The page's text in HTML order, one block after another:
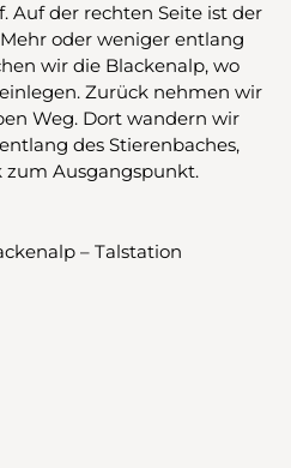
Auf der rechten Seite ist der
oder weniger entlang
wir die Blackenalp, wo
Zurück nehmen wir
Weg. Dort wandern wir
des Stierenbaches,
zum Ausgangspunkt.
– Talstation